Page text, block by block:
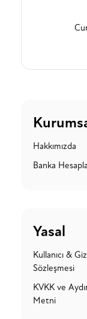
Hakkımızda
Banka
Yasal
Kullanıcı &
Sözleşmesi
KVKK ve
Metni